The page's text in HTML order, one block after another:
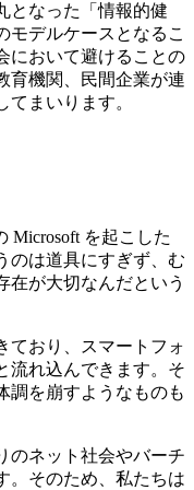
となった「情報的健
モデルケースとなるこ
において避けることの
育機関、民間企業が連
まいります。
Microsoft を起こした
のは道具にすぎず、む
在が大切なんだという
ており、スマートフォ
流れ込んできます。そ
調を崩すようなものも
のネット社会やバーチ
。そのため、私たちは